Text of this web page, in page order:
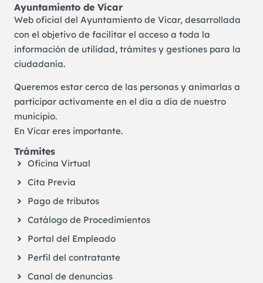
Ayuntamiento de Vícar
Web oficial del Ayuntamiento de Vícar, desarrollada
con el objetivo de facilitar el acceso a toda la
información de utilidad, trámites y gestiones para la
ciudadanía.
Queremos estar cerca de las personas y animarlas a
participar activamente en el día a día de nuestro
municipio.
En Vícar eres importante.
Trámites
Oficina Virtual
Cita Previa
Pago de tributos
Catálogo de Procedimientos
Portal del Empleado
Perfil del contratante
Canal de denuncias